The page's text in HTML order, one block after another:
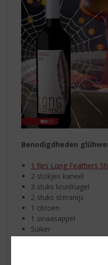
Benodigdheden
1 fles Long Feathers
2 stokjes kaneel
3 stuks kruidnagel
2 stuks steranijs
1 citroen
1 sinaasappel
Suiker